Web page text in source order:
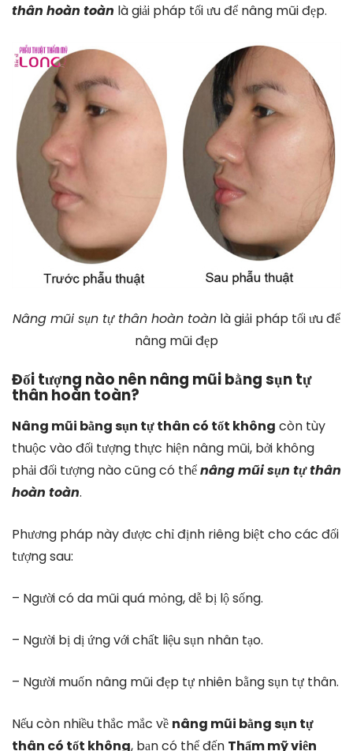
thân hoàn toàn là giải pháp tối ưu để nâng mũi đẹp.
Nâng mũi sụn tự thân hoàn toàn là giải pháp tối ưu để
nâng mũi đẹp
Đối tượng nào nên nâng mũi bằng sụn tự
thân hoàn toàn?
Nâng mũi bằng sụn tự thân có tốt không còn tùy
thuộc vào đối tượng thực hiện nâng mũi, bởi không
phải đối tượng nào cũng có thểnâng mũi sụn tự thân
hoàn toàn.
Phương pháp này được chỉ định riêng biệt cho các đối
tượng sau:
– Người có da mũi quá mỏng, dễ bị lộ sống.
– Người bị dị ứng với chất liệu sụn nhân tạo.
– Người muốn nâng mũi đẹp tự nhiên bằng sụn tự thân.
Nếu còn nhiều thắc mắc về nâng mũi bằng sụn tự
thân có tốt không, bạn có thể đến Thẩm mỹ viện